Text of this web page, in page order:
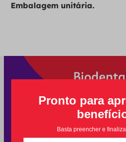
Embalagem unitária.